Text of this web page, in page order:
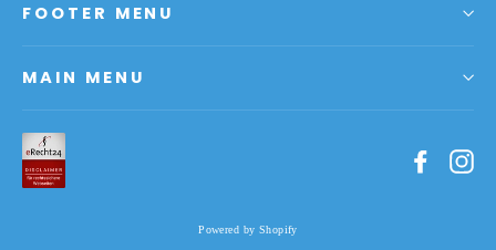
FOOTER MENU
MAIN MENU
Powered by Shopify